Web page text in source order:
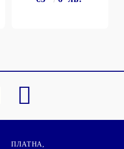
ПЛАТНА,